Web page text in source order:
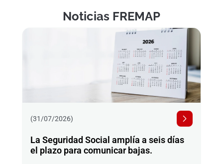
Noticias FREMAP
(31/07/2026)
La Seguridad Social amplía a seis días
el plazo para comunicar bajas.